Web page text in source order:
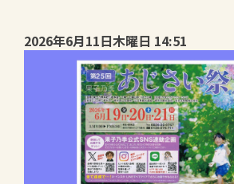
2026年6月11日木曜日 14:51